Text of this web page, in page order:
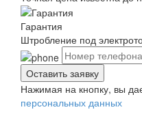
Гарантия
Штробление под
Нажимая на кнопку, вы
персональных данных